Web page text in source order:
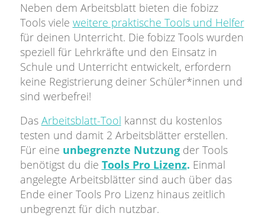
Neben dem Arbeitsblatt bieten die fobizz
Tools viele weitere praktische Tools und Helfer
für deinen Unterricht. Die fobizz Tools wurden
speziell für Lehrkräfte und den Einsatz in
Schule und Unterricht entwickelt, erfordern
keine Registrierung deiner Schüler*innen und
sind werbefrei!
Das Arbeitsblatt-Tool kannst du kostenlos
testen und damit 2 Arbeitsblätter erstellen.
Für eine unbegrenzte Nutzungder Tools
benötigst du die Tools Pro Lizenz. Einmal
angelegte Arbeitsblätter sind auch über das
Ende einer Tools Pro Lizenz hinaus zeitlich
unbegrenzt für dich nutzbar.